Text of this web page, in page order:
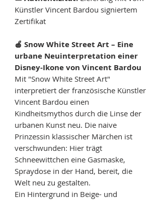
Künstler Vincent Bardou signiertem
Zertifikat
🍎 Snow White Street Art – Eine
urbane Neuinterpretation einer
Disney-Ikone von Vincent Bardou
Mit "Snow White Street Art"
interpretiert der französische Künstler
Vincent Bardou einen
Kindheitsmythos durch die Linse der
urbanen Kunst neu. Die naive
Prinzessin klassischer Märchen ist
verschwunden: Hier trägt
Schneewittchen eine Gasmaske,
Spraydose in der Hand, bereit, die
Welt neu zu gestalten.
Ein Hintergrund in Beige- und